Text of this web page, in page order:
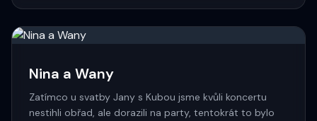
Nina a Wany
Zatímco u svatby Jany s Kubou jsme kvůli koncertu
nestihli obřad, ale dorazili na party, tentokrát to bylo